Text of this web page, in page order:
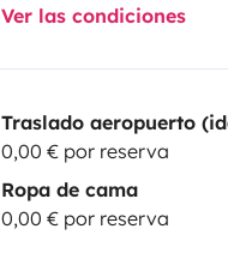
Ver las condiciones
Traslado aeropuerto
0,00 € por reserva
Ropa de cama
0,00 € por reserva